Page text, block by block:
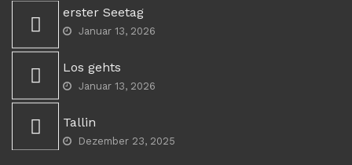
erster Seetag
Januar 13, 2026
Los gehts
Januar 13, 2026
Tallin
Dezember 23, 2025